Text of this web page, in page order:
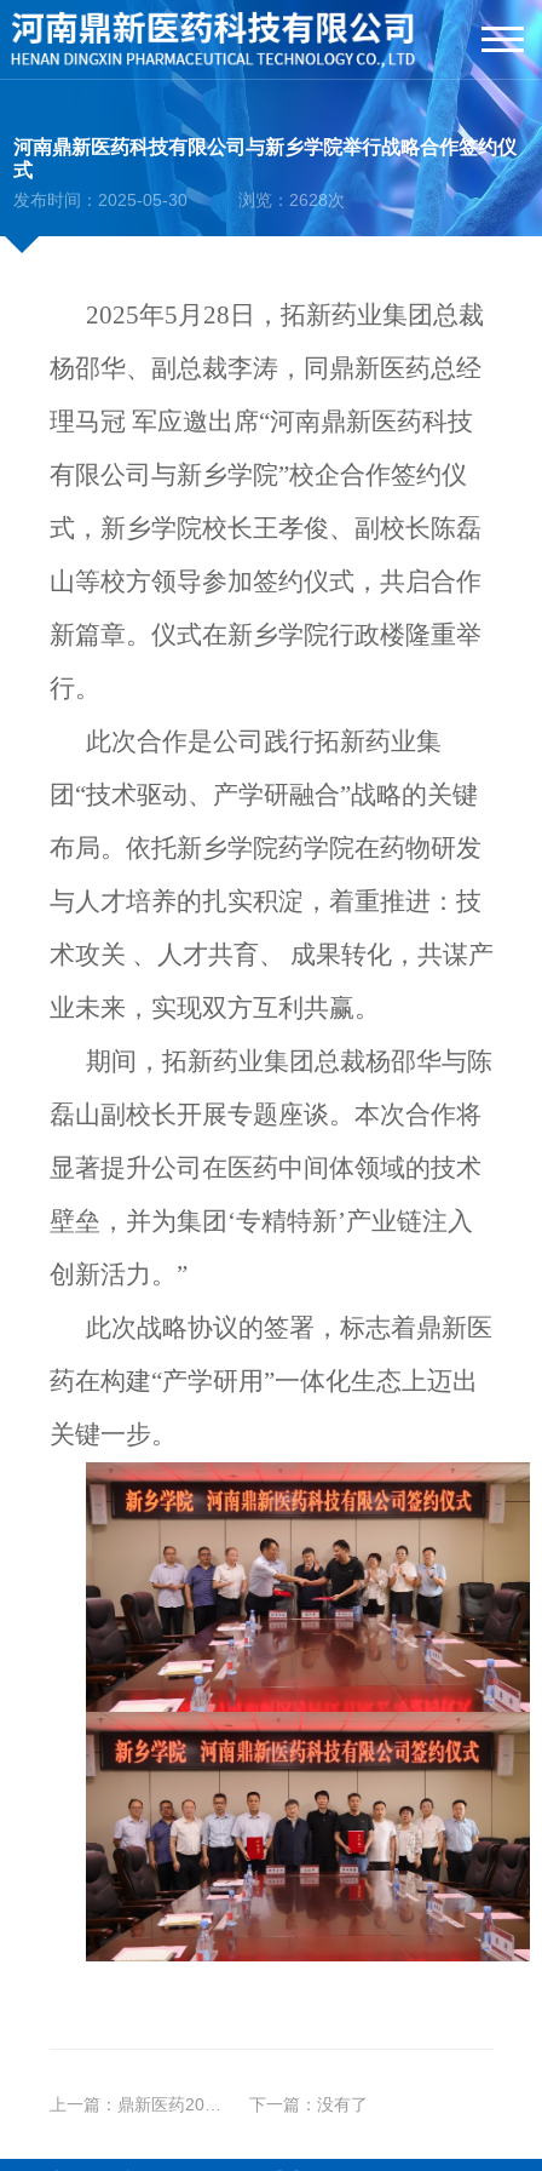
河南鼎新医药科技有限公司与新乡学院举行战略合作签约仪
式
发布时间：2025-05-30 浏览：2628次
2025年5月28日，拓新药业集团总裁
杨邵华、副总裁李涛，同鼎新医药总经
理马冠 军应邀出席“河南鼎新医药科技
有限公司与新乡学院”校企合作签约仪
式，新乡学院校长王孝俊、副校长陈磊
山等校方领导参加签约仪式，共启合作
新篇章。仪式在新乡学院行政楼隆重举
行。
此次合作是公司践行拓新药业集
团 “技术驱动、产学研融合”战略的关键
布局。依托新乡学院药学院在药物研发
与人才培养的扎实积淀，着重推进 ：技
术攻关 、 人才共育、 成果转化，共谋产
业未来，实现双方互利共赢。
期间，拓新药业集团总裁杨邵华与陈
磊山副校长开展专题座谈。本次合作将
显著提升公司在医药中间体领域的技术
壁垒，并为集团 ‘专精特新’产业链注入
创新活力。”
此次战略协议的签署，标志着鼎新医
药在构建“产学研用”一体化生态上迈出
关键一步。
上一篇： 鼎新医药2025年安全生产事故综合应急演练圆满收官 下一篇： 没有了